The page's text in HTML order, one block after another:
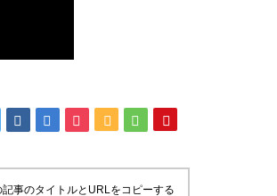
記事のタイトルとURLをコピーする